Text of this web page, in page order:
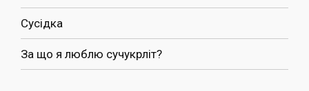
Сусідка
За що я люблю сучукрліт?